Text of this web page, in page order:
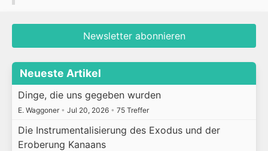
Newsletter abonnieren
Neueste Artikel
Dinge, die uns gegeben wurden
E. Waggoner • Jul 20, 2026 • 75 Treffer
Die Instrumentalisierung des Exodus und der
Eroberung Kanaans